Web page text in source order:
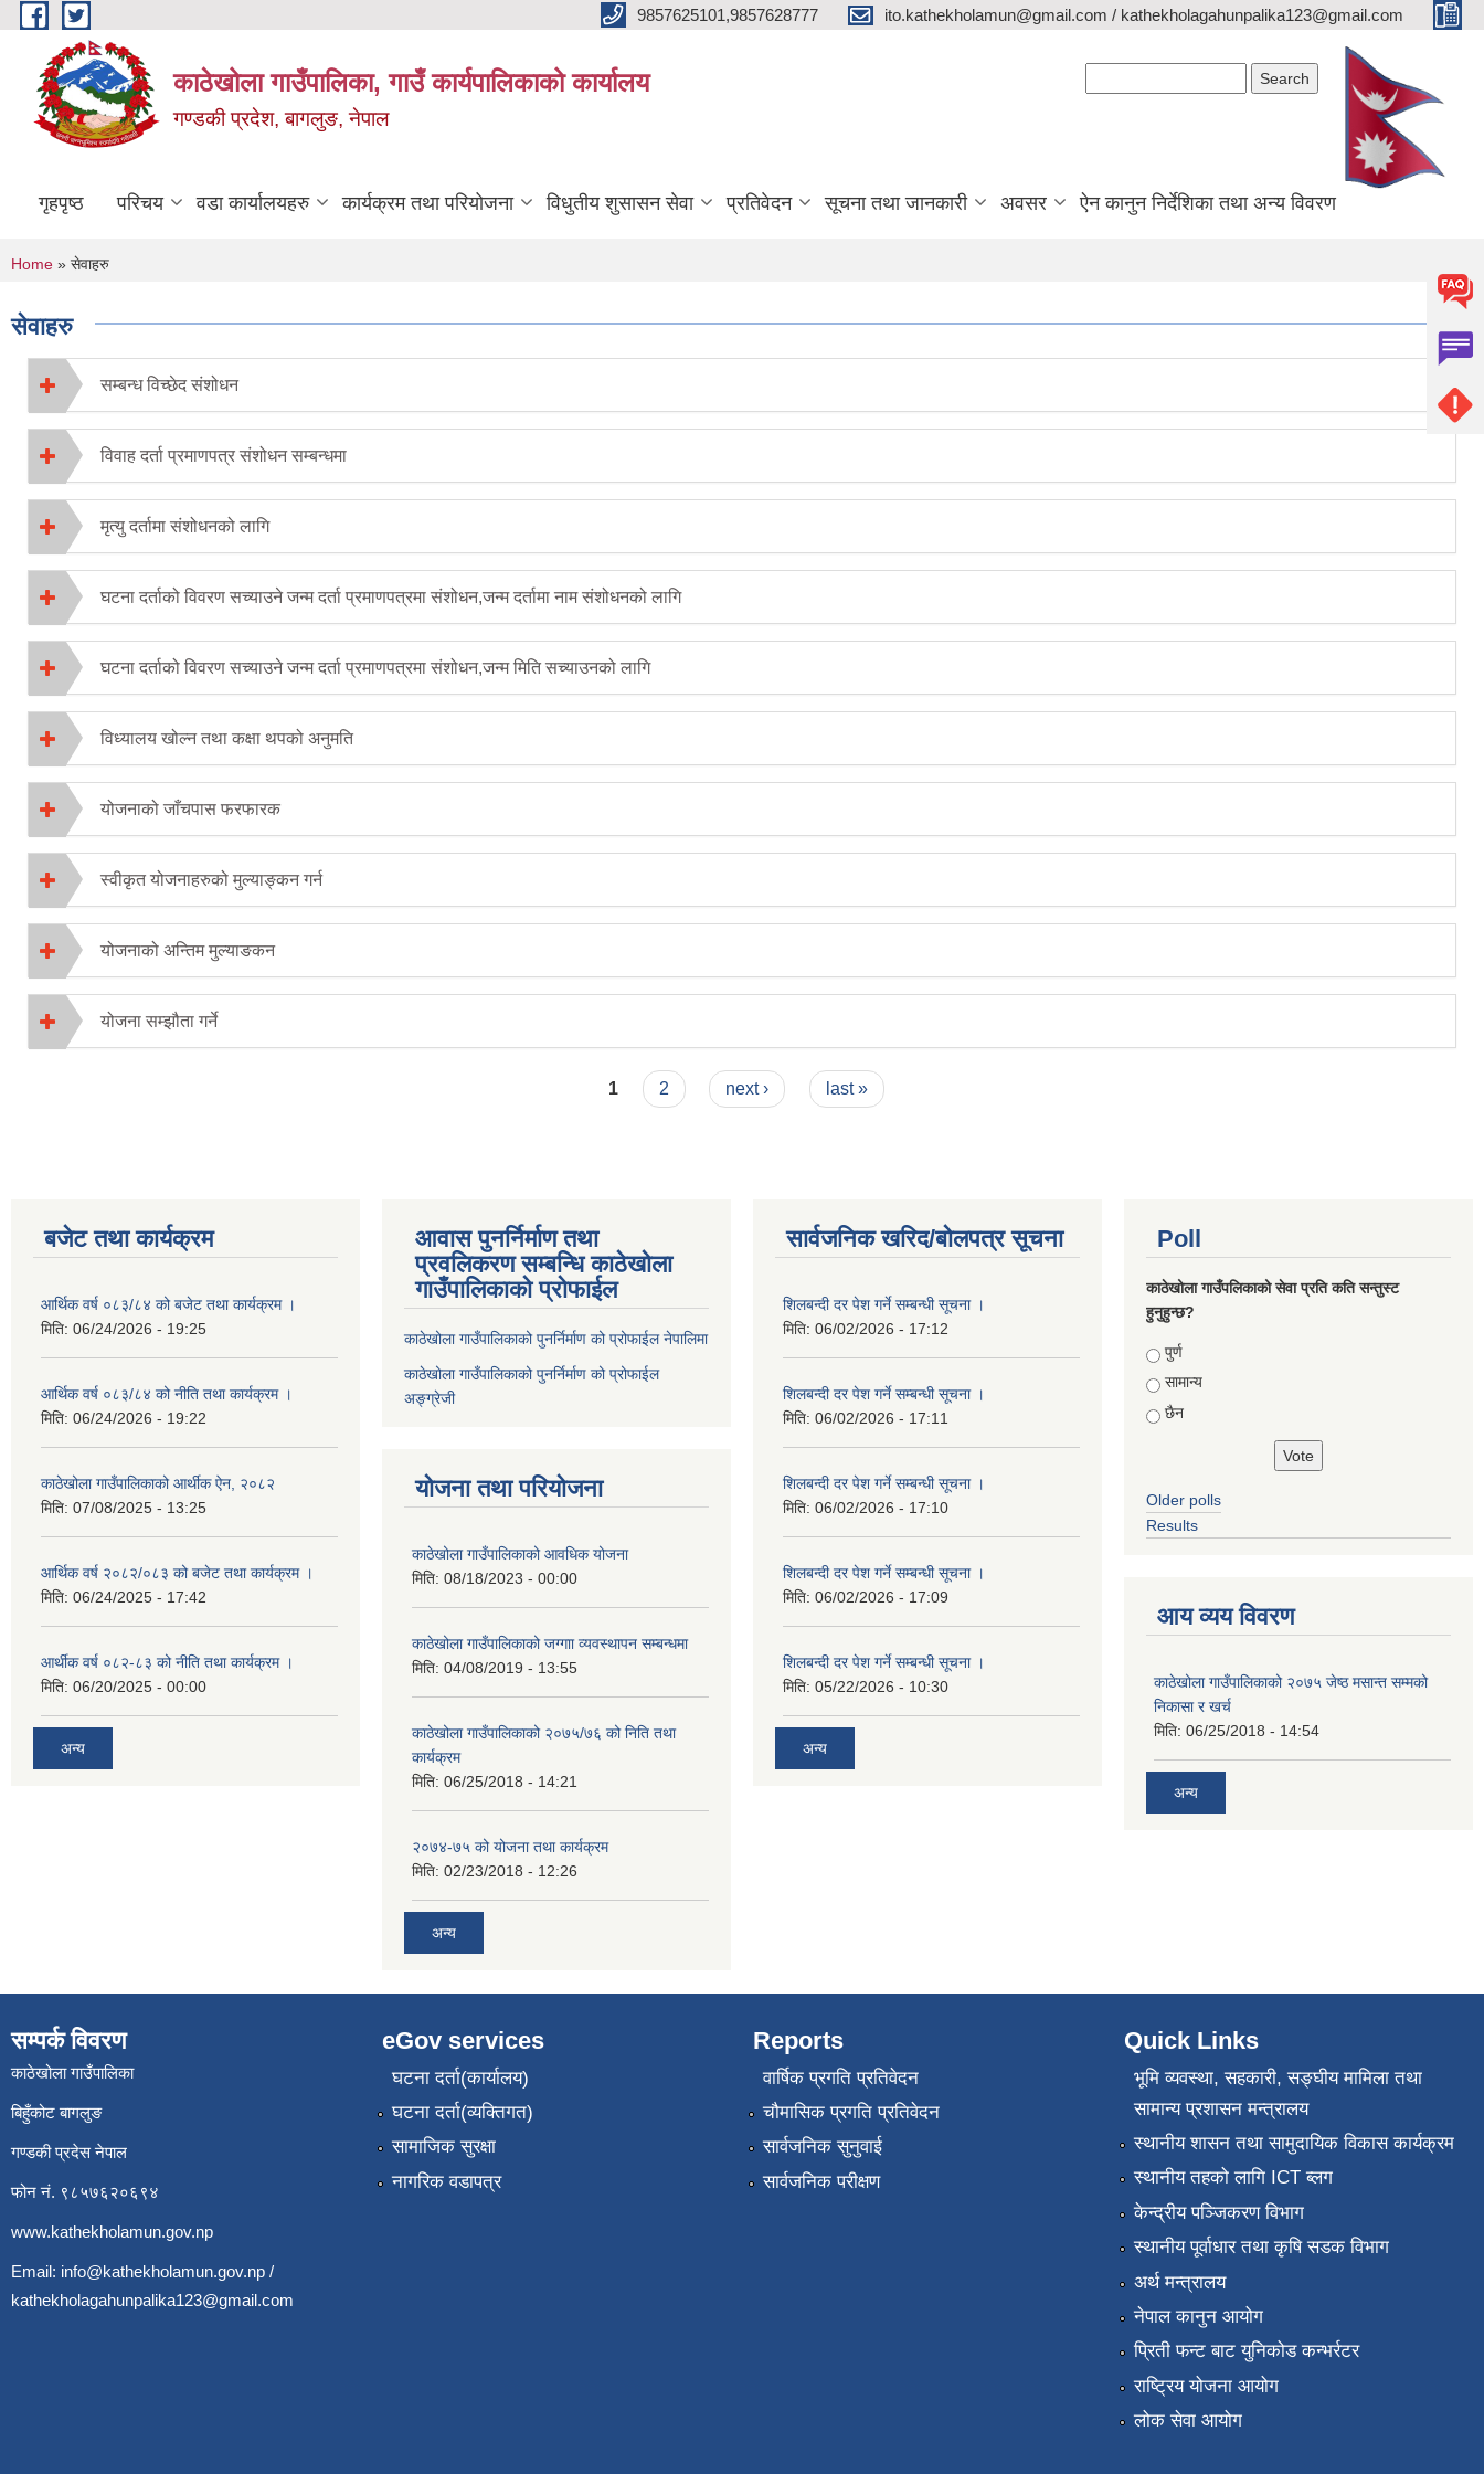
Skip to main content 9857625101,9857628777 ito.kathekholamun@gmail.com / kathekholagahunpalika123@gmail.com
काठेखोला गाउँपालिका, गाउँ कार्यपालिकाको कार्यालय
गण्डकी प्रदेश, बागलुङ, नेपाल
गृहपृष्ठ परिचय वडा कार्यालयहरु कार्यक्रम तथा परियोजना विधुतीय शुसासन सेवा प्रतिवेदन सूचना तथा जानकारी अवसर ऐन कानुन निर्देशिका तथा अन्य विवरण
You are here
Home » सेवाहरु
सेवाहरु
सम्बन्ध विच्छेद संशोधन
विवाह दर्ता प्रमाणपत्र संशोधन सम्बन्धमा
मृत्यु दर्तामा संशोधनको लागि
घटना दर्ताको विवरण सच्याउने जन्म दर्ता प्रमाणपत्रमा संशोधन,जन्म दर्तामा नाम संशोधनको लागि
घटना दर्ताको विवरण सच्याउने जन्म दर्ता प्रमाणपत्रमा संशोधन,जन्म मिति सच्याउनको लागि
विध्यालय खोल्न तथा कक्षा थपको अनुमति
योजनाको जाँचपास फरफारक
स्वीकृत योजनाहरुको मुल्याङ्कन गर्न
योजनाको अन्तिम मुल्याङकन
योजना सम्झौता गर्ने
1 2 next › last »
बजेट तथा कार्यक्रम
आर्थिक वर्ष ०८३/८४ को बजेट तथा कार्यक्रम ।
मिति: 06/24/2026 - 19:25
आर्थिक वर्ष ०८३/८४ को नीति तथा कार्यक्रम ।
मिति: 06/24/2026 - 19:22
काठेखोला गाउँपालिकाको आर्थीक ऐन, २०८२
मिति: 07/08/2025 - 13:25
आर्थिक वर्ष २०८२/०८३ को बजेट तथा कार्यक्रम ।
मिति: 06/24/2025 - 17:42
आर्थीक वर्ष ०८२-८३ को नीति तथा कार्यक्रम ।
मिति: 06/20/2025 - 00:00
अन्य
आवास पुनर्निर्माण तथा
प्रवलिकरण सम्बन्धि काठेखोला
गाउँपालिकाको प्रोफाईल
काठेखोला गाउँपालिकाको पुनर्निर्माण को प्रोफाईल नेपालिमा
काठेखोला गाउँपालिकाको पुनर्निर्माण को प्रोफाईल
अङ्ग्रेजी
योजना तथा परियोजना
काठेखोला गाउँपालिकाको आवधिक योजना
मिति: 08/18/2023 - 00:00
काठेखोला गाउँपालिकाको जग्गाा व्यवस्थापन सम्बन्धमा
मिति: 04/08/2019 - 13:55
काठेखोला गाउँपालिकाको २०७५/७६ को निति तथा
कार्यक्रम
मिति: 06/25/2018 - 14:21
२०७४-७५ को योजना तथा कार्यक्रम
मिति: 02/23/2018 - 12:26
अन्य
सार्वजनिक खरिद/बोलपत्र सूचना
शिलबन्दी दर पेश गर्ने सम्बन्धी सूचना ।
मिति: 06/02/2026 - 17:12
शिलबन्दी दर पेश गर्ने सम्बन्धी सूचना ।
मिति: 06/02/2026 - 17:11
शिलबन्दी दर पेश गर्ने सम्बन्धी सूचना ।
मिति: 06/02/2026 - 17:10
शिलबन्दी दर पेश गर्ने सम्बन्धी सूचना ।
मिति: 06/02/2026 - 17:09
शिलबन्दी दर पेश गर्ने सम्बन्धी सूचना ।
मिति: 05/22/2026 - 10:30
अन्य
Poll
काठेखोला गाउँपलिकाको सेवा प्रति कति सन्तुस्ट
हुनुहुन्छ?
Choices
पुर्ण
सामान्य
छैन
Older polls
Results
आय व्यय विवरण
काठेखोला गाउँपालिकाको २०७५ जेष्ठ मसान्त सम्मको
निकासा र खर्च
मिति: 06/25/2018 - 14:54
अन्य
सम्पर्क विवरण
काठेखोला गाउँपालिका
बिहुँकोट बागलुङ
गण्डकी प्रदेस नेपाल
फोन नं. ९८५७६२०६९४
www.kathekholamun.gov.np
Email: info@kathekholamun.gov.np /
kathekholagahunpalika123@gmail.com
eGov services
घटना दर्ता(कार्यालय)
घटना दर्ता(व्यक्तिगत)
सामाजिक सुरक्षा
नागरिक वडापत्र
Reports
वार्षिक प्रगति प्रतिवेदन
चौमासिक प्रगति प्रतिवेदन
सार्वजनिक सुनुवाई
सार्वजनिक परीक्षण
Quick Links
भूमि व्यवस्था, सहकारी, सङ्‍घीय मामिला तथा
सामान्य प्रशासन मन्त्रालय
स्थानीय शासन तथा सामुदायिक विकास कार्यक्रम
स्थानीय तहको लागि ICT ब्लग
केन्द्रीय पञ्जिकरण विभाग
स्थानीय पूर्वाधार तथा कृषि सडक विभाग
अर्थ मन्त्रालय
नेपाल कानुन आयोग
प्रिती फन्ट बाट युनिकोड कन्भर्रटर
राष्ट्रिय योजना आयोग
लोक सेवा आयोग